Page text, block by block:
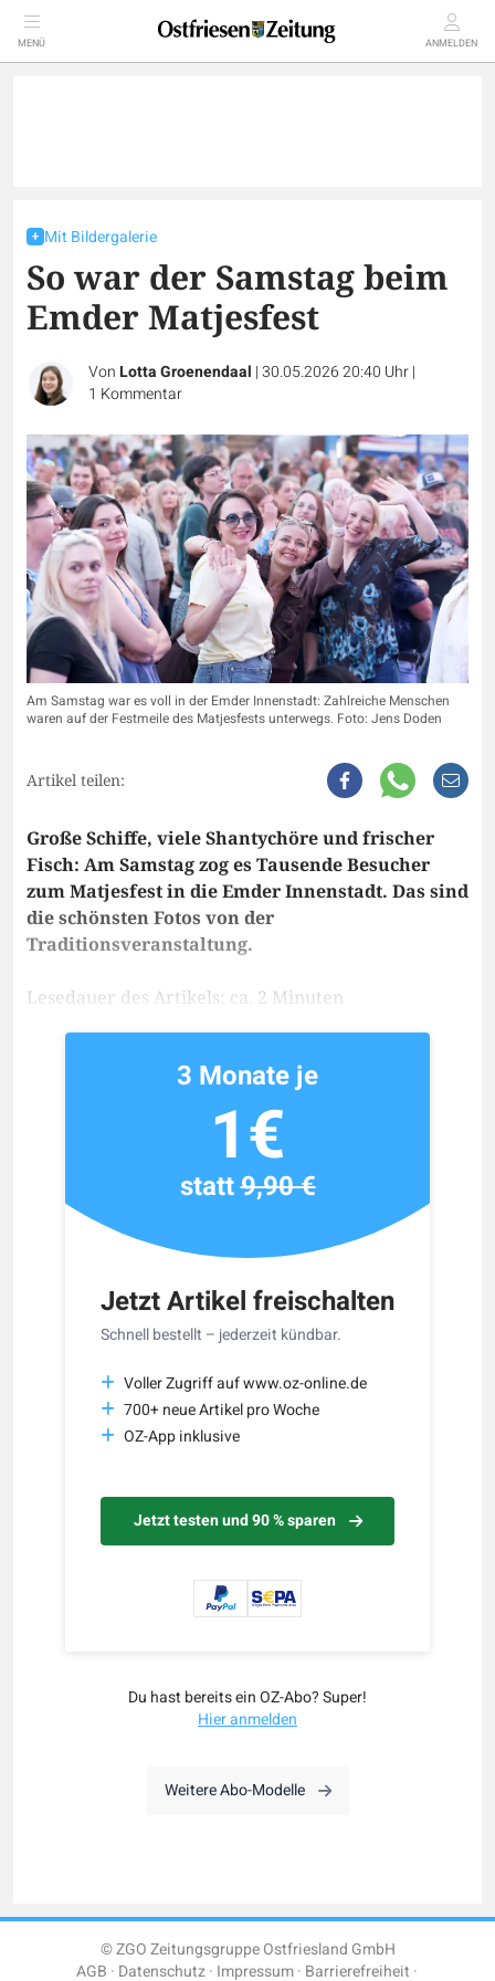
MENÜ ANMELDEN
Mit Bildergalerie
So war der Samstag beim
Emder Matjesfest
VonLotta Groenendaal |30.05.2026 20:40 Uhr|
1 Kommentar
Am Samstag war es voll in der Emder Innenstadt: Zahlreiche Menschen
waren auf der Festmeile des Matjesfests unterwegs. Foto: Jens Doden
Artikel teilen:
Große Schiffe, viele Shantychöre und frischer
Fisch: Am Samstag zog es Tausende Besucher
zum Matjesfest in die Emder Innenstadt. Das sind
die schönsten Fotos von der
Traditionsveranstaltung.
Lesedauer des Artikels: ca. 2 Minuten
Jetzt Artikel freischalten
Schnell bestellt – jederzeit kündbar.
Voller Zugriff auf www.oz-online.de
700+ neue Artikel pro Woche
OZ-App inklusive
Jetzt testen und 90 % sparen
3 Monate je
1€
statt9,90 €
Du hast bereits ein OZ-Abo? Super!
Hier anmelden
Weitere Abo-Modelle
© ZGO Zeitungsgruppe Ostfriesland GmbH
AGB Datenschutz Impressum Barrierefreiheit